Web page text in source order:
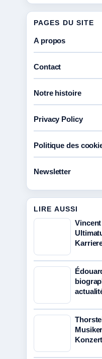
PAGES DU SITE
A propos
Contact
Notre histoire
Privacy Policy
Politique des
Newsletter
LIRE AUSSI